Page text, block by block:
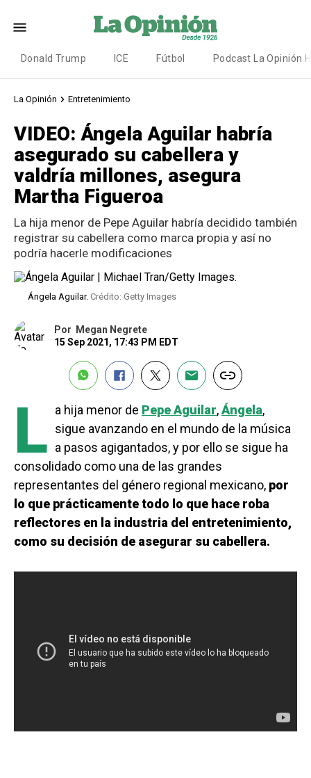
Donald Trump ICE Fútbol Podcast La Opinión
La Opinión Entretenimiento
VIDEO: Ángela Aguilar habría
asegurado su cabellera y
valdría millones, asegura
Martha Figueroa
La hija menor de Pepe Aguilar habría decidido también
registrar su cabellera como marca propia y así no
podría hacerle modificaciones
Ángela Aguilar. Crédito: Getty Images
Por
Megan Negrete
15 Sep 2021, 17:43 PM EDT
L a hija menor de Pepe Aguilar,Ángela,
sigue avanzando en el mundo de la música
a pasos agigantados, y por ello se sigue ha
consolidado como una de las grandes
representantes del género regional mexicano, por
lo que prácticamente todo lo que hace roba
reflectores en la industria del entretenimiento,
como su decisión de asegurar su cabellera.